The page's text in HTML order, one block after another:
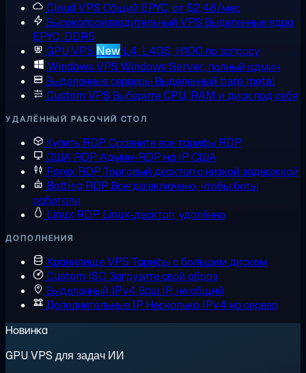
Cloud VPS Общий EPYC, от $2,48/мес
Высокопроизводительный VPS Выделенные ядра
EPYC, DDR5
GPU VPS New L4, L40S, H100 по запросу
Windows VPS Windows Server, полный админ
Выделенные серверыВыделенный bare metal
Custom VPS Выберите CPU, RAM и диск под себя
УДАЛЁННЫЙ РАБОЧИЙ СТОЛ
Купить RDP Сравните все тарифы RDP
США RDP Админ-RDP на IP США
Forex RDP Торговый десктоп с низкой задержкой
Botting RDP Всегда включено, чтобы боты
работали
Linux RDP Linux-десктоп, удалённо
ДОПОЛНЕНИЯ
Хранилище VPS Тарифы с большим диском
Custom ISO Загрузите свой образ
Выделенный IPv4 Ваш IP, не общий
Дополнительные IP Несколько IPv4 на сервер
Новинка
GPU VPS для задач ИИ